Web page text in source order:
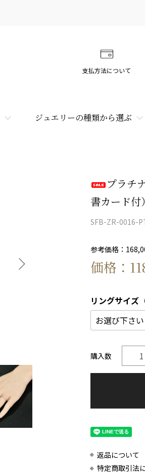
支払方法について
ジュエリーの種類から選ぶ
プラチ
書カード付
SFB-ZR-0016-
参考価格：
価格：
リングサイズ
購入数
返品について
特定商取引法